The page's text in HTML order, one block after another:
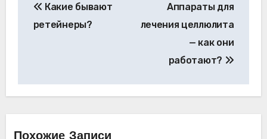
по
Какие бывают
ретейнеры?
Аппараты для
лечения целлюлита
— как они
работают?
Похожие Записи